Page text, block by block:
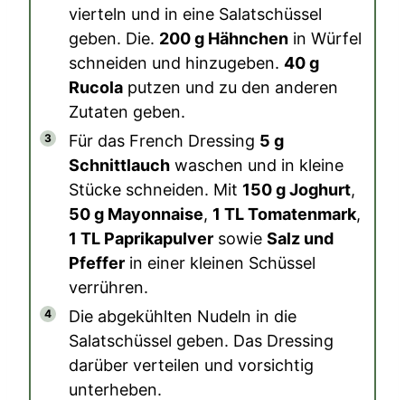
vierteln und in eine Salatschüssel
geben. Die. 200 g Hähnchen in Würfel
schneiden und hinzugeben. 40 g
Rucola putzen und zu den anderen
Zutaten geben.
Für das French Dressing 5 g
Schnittlauch waschen und in kleine
Stücke schneiden. Mit 150 g Joghurt,
50 g Mayonnaise, 1 TL Tomatenmark,
1 TL Paprikapulver sowie Salz und
Pfeffer in einer kleinen Schüssel
verrühren.
Die abgekühlten Nudeln in die
Salatschüssel geben. Das Dressing
darüber verteilen und vorsichtig
unterheben.